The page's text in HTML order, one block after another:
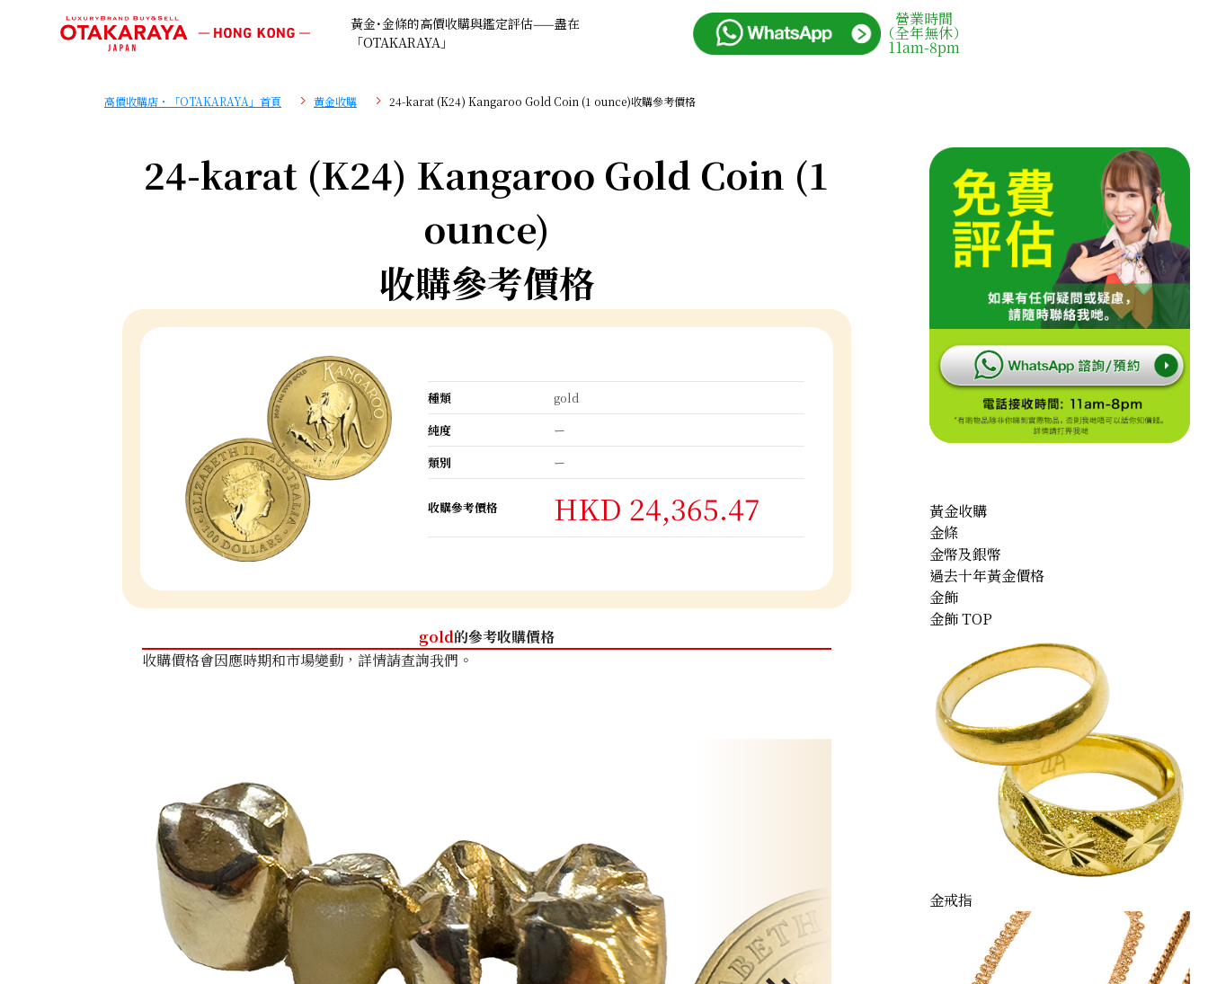
黃金･金條的高價收購與鑑定評估——盡在
「OTAKARAYA」
營業時間
（全年無休）
11am-8pm
高價收購店・「OTAKARAYA」首頁 黄金收購 24-karat (K24) Kangaroo Gold Coin (1 ounce)收購參考價格
24-karat (K24) Kangaroo Gold Coin (1
ounce)
收購參考價格
種類
gold
純度
ー
類別
ー
收購參考價格 HKD 24,365.47
gold的參考收購價格
收購價格會因應時期和市場變動，詳情請查詢我們。
黃金收購
金條
金幣及銀幣
過去十年黃金價格
金飾
金飾 TOP
金戒指